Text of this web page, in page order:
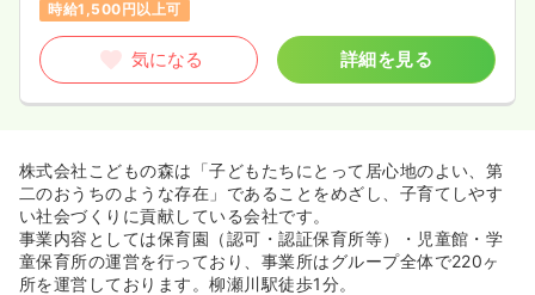
時給1,500円以上可
気になる 詳細を見る
株式会社こどもの森は「子どもたちにとって居心地のよい、第
二のおうちのような存在」であることをめざし、子育てしやす
い社会づくりに貢献している会社です。
事業内容としては保育園（認可・認証保育所等）・児童館・学
童保育所の運営を行っており、事業所はグループ全体で220ヶ
所を運営しております。柳瀬川駅徒歩1分。